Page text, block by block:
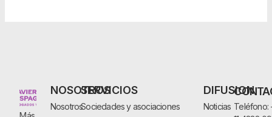
NOSOTROS
Nosotros
SERVICIOS
Sociedades y asociaciones
DIFUSION
Noticias Teléfono: